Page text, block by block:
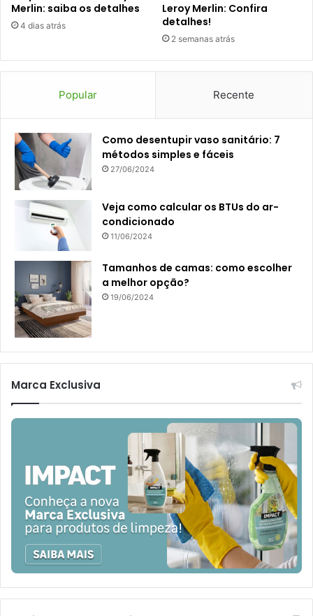
Merlin: saiba os detalhes
4 dias atrás
Leroy Merlin: Confira
detalhes!
2 semanas atrás
Popular Recente
Como desentupir vaso sanitário: 7
métodos simples e fáceis
27/06/2024
Veja como calcular os BTUs do ar-
condicionado
11/06/2024
Tamanhos de camas: como escolher
a melhor opção?
19/06/2024
Marca Exclusiva